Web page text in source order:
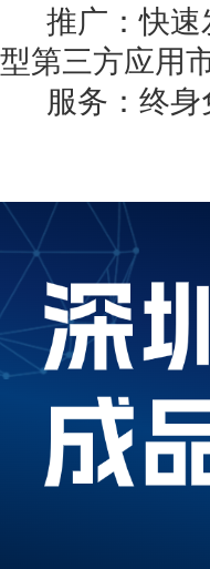
推广：快速
型第三方应用
服务：终身